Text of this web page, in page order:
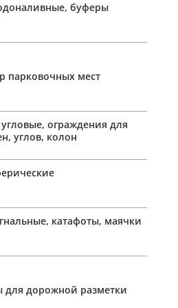
буферы
парковочных мест
ограждения для
углов, колон
катафоты, маячки
для дорожной разметки